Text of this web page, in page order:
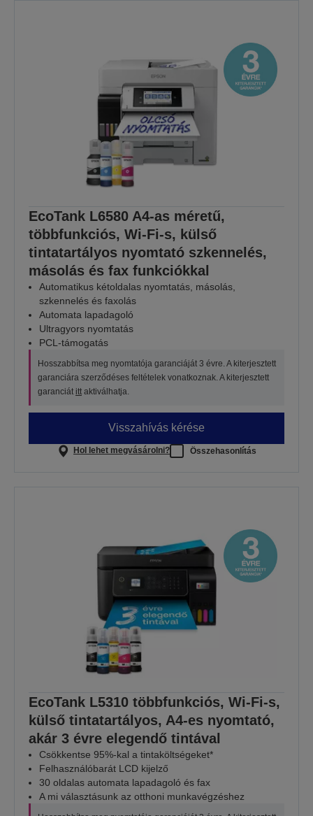
EcoTank L6580 A4-as méretű,
többfunkciós, Wi-Fi-s, külső
tintatartályos nyomtató szkennelés,
másolás és fax funkciókkal
Automatikus kétoldalas nyomtatás, másolás,
szkennelés és faxolás
Automata lapadagoló
Ultragyors nyomtatás
PCL-támogatás
Hosszabbítsa meg nyomtatója garanciáját 3 évre. A kiterjesztett
garanciára szerződéses feltételek vonatkoznak. A kiterjesztett
garanciát itt aktiválhatja.
Visszahívás kérése
Hol lehet megvásárolni? Összehasonlítás
EcoTank L5310 többfunkciós, Wi-Fi-s,
külső tintatartályos, A4-es nyomtató,
akár 3 évre elegendő tintával
Csökkentse 95%-kal a tintaköltségeket*
Felhasználóbarát LCD kijelző
30 oldalas automata lapadagoló és fax
A mi választásunk az otthoni munkavégzéshez